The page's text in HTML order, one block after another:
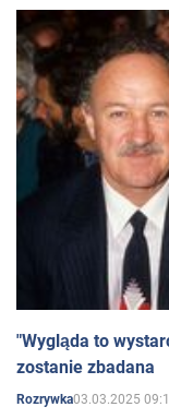
"Wygląda to
zostanie zbadana
Rozrywka03.03.2025